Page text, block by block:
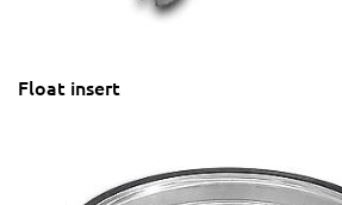
Float insert